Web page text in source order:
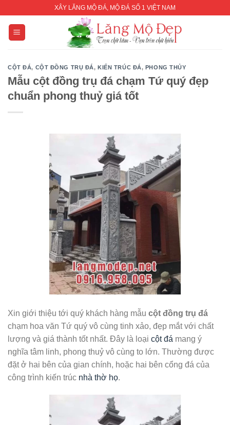
content
XÂY LĂNG MỘ ĐÁ, MỘ ĐÁ SỐ 1 VIỆT NAM
CỘT ĐÁ, CỘT ĐỒNG TRỤ ĐÁ,KIẾN TRÚC ĐÁ, PHONG THỦY
Mẫu cột đồng trụ đá chạm Tứ quý đẹp
chuẩn phong thuỷ giá tốt
Xin giới thiệu tới quý khách hàng mẫu cột đồng trụ đá
chạm hoa văn Tứ quý vô cùng tinh xảo, đẹp mắt với chất
lượng và giá thành tốt nhất. Đây là loại cột đá mang ý
nghĩa tâm linh, phong thuỷ vô cùng to lớn. Thường được
đặt ở hai bên của gian chính, hoặc hai bên cổng đá của
công trình kiến trúc nhà thờ họ.